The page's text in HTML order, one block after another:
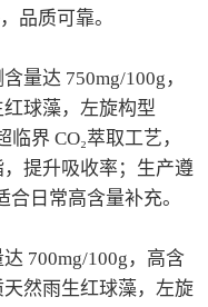
品质可靠。
量达 750mg/100g，
球藻，左旋构型
界 CO₂萃取工艺，
提升吸收率；生产遵
日常高含量补充。
700mg/100g，高含
然雨生红球藻，左旋